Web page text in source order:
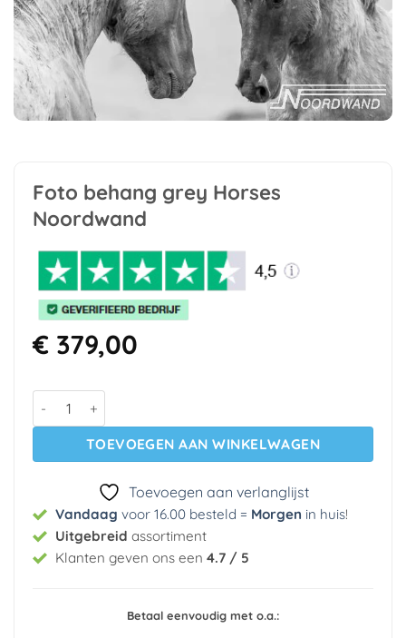
Foto behang grey Horses
Noordwand
€379,00
Foto behang grey Horses Noordwand aantal
TOEVOEGEN AAN WINKELWAGEN
Toevoegen aan verlanglijst
Vandaag voor 16.00 besteld = Morgen in huis!
Uitgebreid assortiment
Klanten geven ons een 4.7 / 5
Betaal eenvoudig met o.a.: